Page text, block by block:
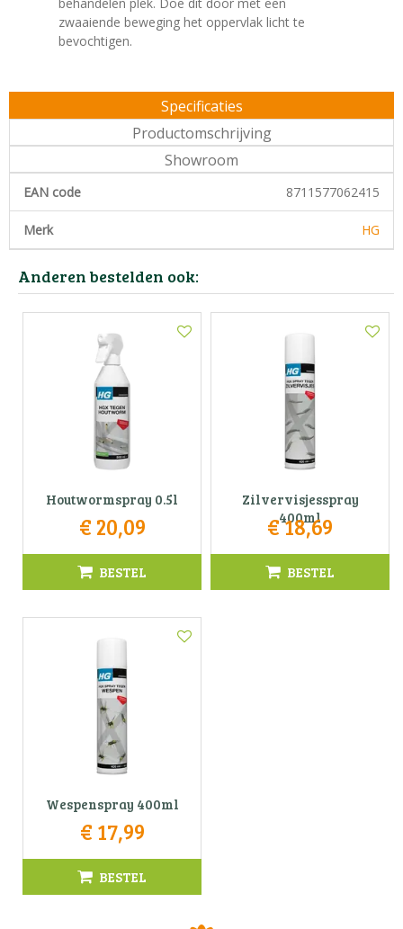
zwaaiende beweging het oppervlak licht te
bevochtigen.
Specificaties
Productomschrijving
Showroom
EAN code 8711577062415
Merk HG
Anderen bestelden ook:
Houtwormspray 0.5l
€ 20,09
BESTEL
Zilvervisjesspray
400ml
€18,69
BESTEL
Wespenspray 400ml
€ 17,99
BESTEL